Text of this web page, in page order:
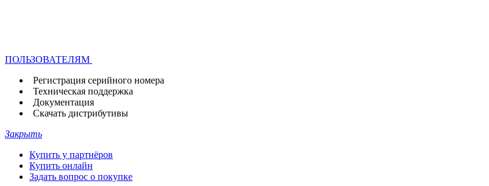
ПОЛЬЗОВАТЕЛЯМ
Регистрация серийного номера
Техническая поддержка
Документация
Скачать дистрибутивы
Закрыть
Купить у партнёров
Купить онлайн
Задать вопрос о покупке